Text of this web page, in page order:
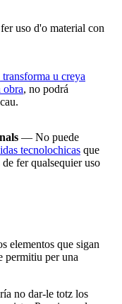
uso d'o material con
transforma u creya
obra, no podrá
— No puede
tecnolochicas que
fer qualsequier uso
elementos que sigan
permitiu per una
no dar-le totz los